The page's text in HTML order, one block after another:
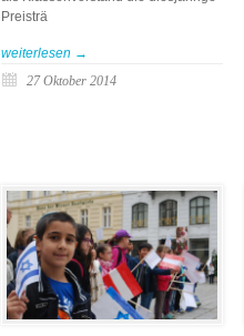
Preisträ
weiterlesen →
27 Oktober 2014